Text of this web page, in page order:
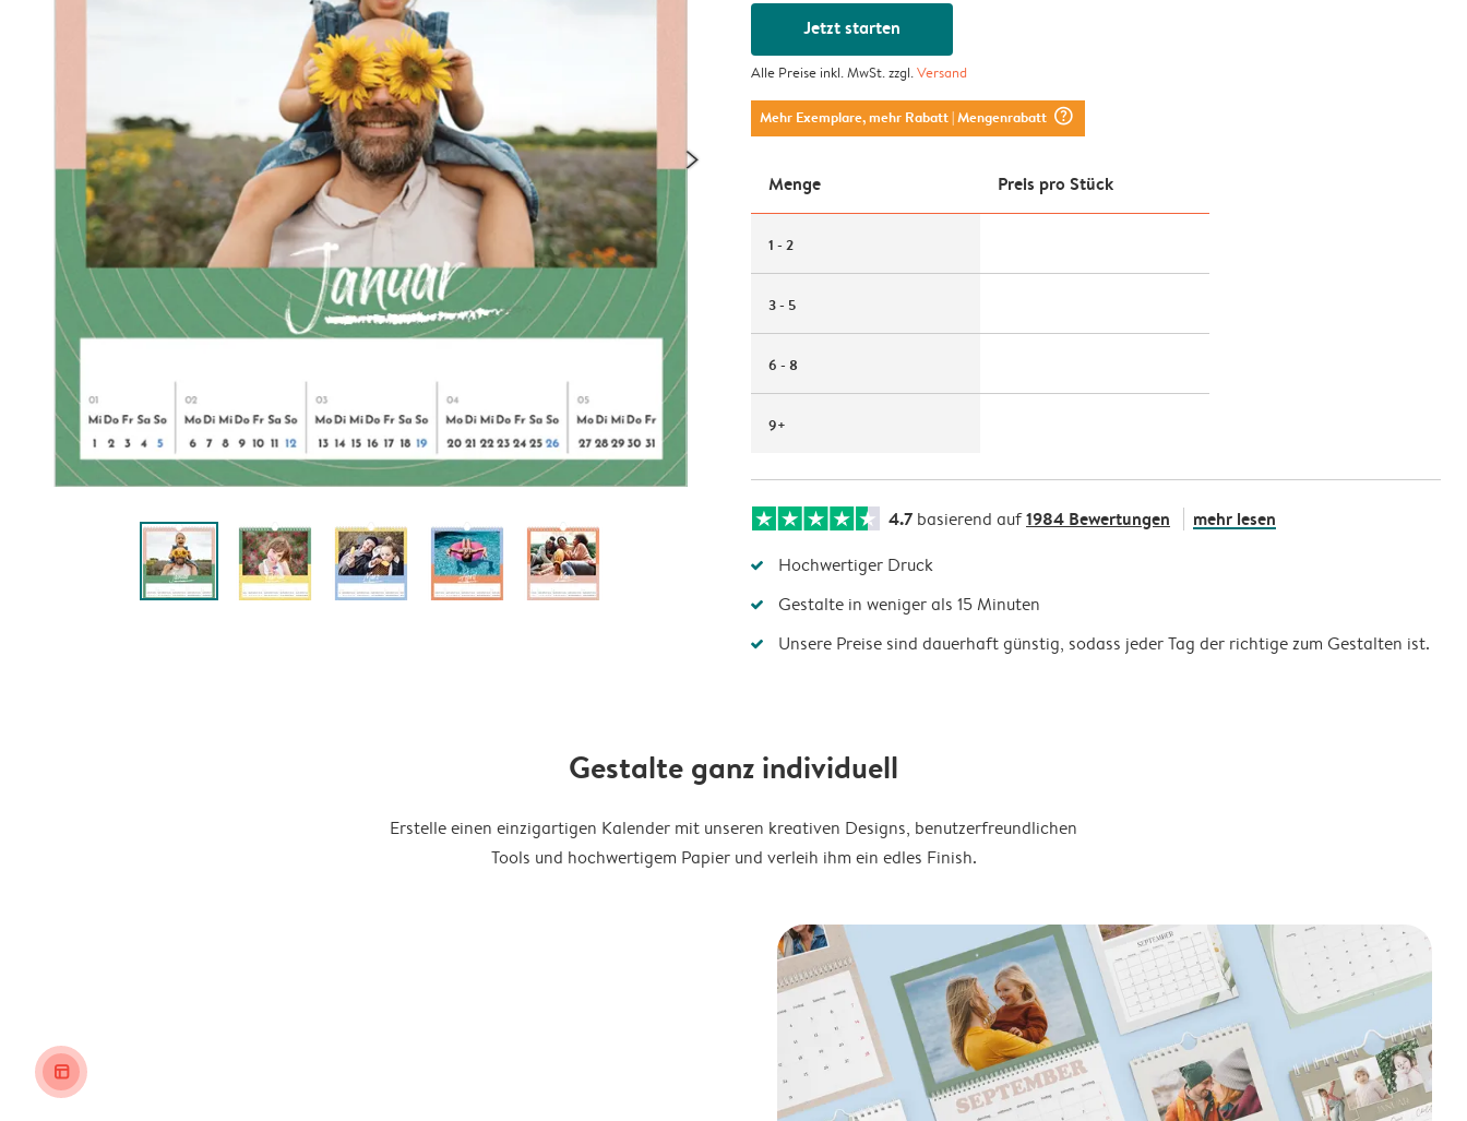
Jetzt starten
Alle Preise inkl. MwSt. zzgl.Versand
Mehr Exemplare, mehr Rabatt| Mengenrabatt question_mark_circle
Menge Preis pro Stück
1 - 2
3 - 5
6 - 8
9+
4.7 basierend auf1984 Bewertungen mehr lesen
Hochwertiger Druck
Gestalte in weniger als 15 Minuten
Unsere Preise sind dauerhaft günstig, sodass jeder Tag der richtige zum Gestalten ist.
Gestalte ganz individuell
Erstelle einen einzigartigen Kalender mit unseren kreativen Designs, benutzerfreundlichen
Tools und hochwertigem Papier und verleih ihm ein edles Finish.
layout_alt